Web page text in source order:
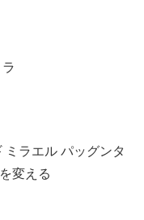
ラエル パッグンタ
変える